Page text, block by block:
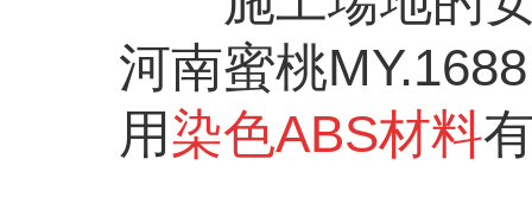
河南蜜桃
用 染色ABS材料